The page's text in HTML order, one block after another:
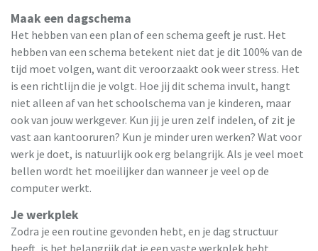
Maak een dagschema
Het hebben van een plan of een schema geeft je rust. Het
hebben van een schema betekent niet dat je dit 100% van de
tijd moet volgen, want dit veroorzaakt ook weer stress. Het
is een richtlijn die je volgt. Hoe jij dit schema invult, hangt
niet alleen af van het schoolschema van je kinderen, maar
ook van jouw werkgever. Kun jij je uren zelf indelen, of zit je
vast aan kantooruren? Kun je minder uren werken? Wat voor
werk je doet, is natuurlijk ook erg belangrijk. Als je veel moet
bellen wordt het moeilijker dan wanneer je veel op de
computer werkt.
Je werkplek
Zodra je een routine gevonden hebt, en je dag structuur
heeft, is het belangrijk dat je een vaste werkplek hebt.